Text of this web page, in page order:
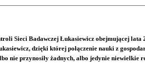
Sieci Badawczej Łukasiewicz obejmującej lata
dzięki której połączenie nauki z
nie przynosiły żadnych, albo jedynie niewielkie